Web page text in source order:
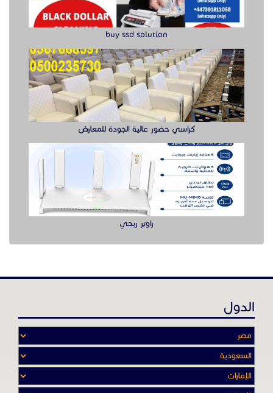
buy ssd solution
كراسي حضور عالية الجودة للمعارض
راوتر ريجي
الدول